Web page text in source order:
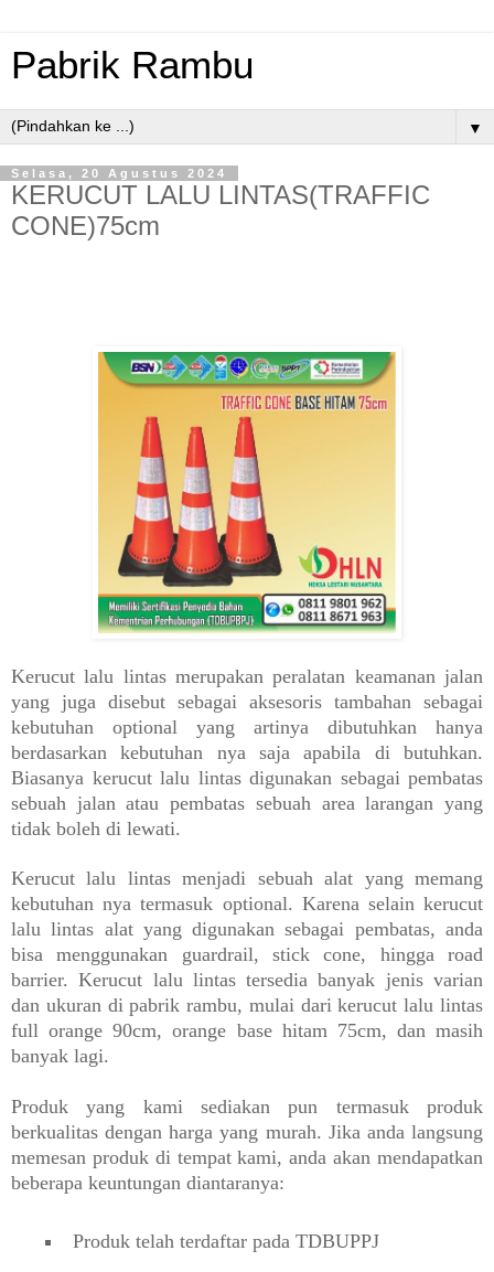
Pabrik Rambu
▼
Selasa, 20 Agustus 2024
KERUCUT LALU LINTAS(TRAFFIC
CONE)75cm
Kerucut lalu lintas merupakan peralatan keamanan jalan
yang juga disebut sebagai aksesoris tambahan sebagai
kebutuhan optional yang artinya dibutuhkan hanya
berdasarkan kebutuhan nya saja apabila di butuhkan.
Biasanya kerucut lalu lintas digunakan sebagai pembatas
sebuah jalan atau pembatas sebuah area larangan yang
tidak boleh di lewati.
Kerucut lalu lintas menjadi sebuah alat yang memang
kebutuhan nya termasuk optional. Karena selain kerucut
lalu lintas alat yang digunakan sebagai pembatas, anda
bisa menggunakan guardrail, stick cone, hingga road
barrier. Kerucut lalu lintas tersedia banyak jenis varian
dan ukuran di pabrik rambu, mulai dari kerucut lalu lintas
full orange 90cm, orange base hitam 75cm, dan masih
banyak lagi.
Produk yang kami sediakan pun termasuk produk
berkualitas dengan harga yang murah. Jika anda langsung
memesan produk di tempat kami, anda akan mendapatkan
beberapa keuntungan diantaranya:
Produk telah terdaftar pada TDBUPPJ